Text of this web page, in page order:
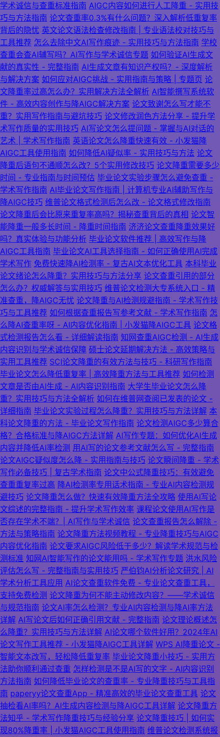
学术诚信与查重标准指南 AIGC内容如何进行人工降重 - 实用技
巧与方法指南 论文查重率0.3%有什么问题？深入解析低重复率
背后的隐忧 英文论文语法检查修改指南 | 专业语法校对技巧与
工具推荐 怎么去除中文AI写作痕迹 - 实用技巧与方法指南 学校
查重会查AI辅写吗？AI写作与学术诚信专题 如何验证AI生成文
献的真实性 - 完整指南 AI生成文章有知识产权吗？- 深度解析
与解决方案 如何应对AIGC挑战 - 实用指南与策略 | 专题页 论
文降重率过高怎么办？实用解决方法全解析 AI智能撰写系统软
件 - 高效内容创作与降AIGC解决方案 论文致谢怎么写才能不
重？实用写作指南与避坑技巧 论文修改润色方法分享 - 提升学
术写作质量的实用技巧 AI写论文怎么提问题 - 掌握与AI对话的
艺术 | 学术写作指南 英语论文怎么降重快速有效 - 小发猫降
AIGC工具使用指南 如何降低AI疑似率 - 实用技巧与方法 论文
降重后语句不通顺怎么改？5个实用修改技巧 论文降重需要多少
时间 - 专业指南与时间预估 毕业论文实验步骤怎么避免查重 -
学术写作指南 AI毕业论文写作指南 | 计算机专业AI辅助写作与
降AIGC技巧 维普论文格式检测后怎么改 - 论文格式修改指南
论文降重后会比原来重复率高吗？揭秘查重背后的真相 论文智
能降重一般多长时间 - 降重时间指南 济济论文查重降重效果好
吗？真实体验与功能分析 毕业论文软件推荐 | 高效写作与降
AIGC工具指南 毕业论文AI工具选择指南 - 如何正确使用AI完成
学术写作 免费快速降AI检测率 - 复古AI文本优化工具 本科毕业
论文绪论怎么降重？实用技巧与方法分享 论文查重引用的部分
怎么办？权威解答与实用技巧 维普论文检测大专系统入口 - 精
准查重，降AIGC无忧 论文降重与AI检测规避指南 - 学术写作技
巧与工具推荐 如何根据查重报告写参考文献 - 学术写作指南 怎
么降AI查重率呀 - AI内容优化指南 | 小发猫降AIGC工具 论文格
式检测报告怎么看 - 详细解读指南 知网查重AIGC检测 - AI生成
内容识别与学术诚信保障 硕士论文延期解决方法 - 高效策略与
实用工具推荐 SCI论文降重的有效方法与技巧 - 科研写作指南
毕业论文怎么降低重复率 | 高效降重方法与工具推荐 如何检测
文章是否由AI生成 - AI内容识别指南 大学生毕业论文怎么降
重？实用技巧与方法全解析 如何在维普网查阅已发表的论文 -
详细指南 毕业论文实验过程怎么降重？实用技巧与方法详解 本
科论文降重的方法 - 毕业论文写作指南 论文检测AIGC多少算合
格？合格标准与降AIGC方法详解 AI写作专题：如何优化AI生成
内容并降低AI率检测 用AI写的论文参考文献怎么写 - 完整指南
论文AIGC疑似度怎么降 - 实用指南与技巧 论文瞬间降重 - 学术
写作必备技巧 | 复古学术指南 论文中公式降重技巧：有效避免
查重重复率过高 降AI检测率专用话术指南 - 专业AI内容检测规
避技巧 论文降重怎么做？快速有效降重方法全攻略 使用AI写论
文综述的完整指南 - 提升学术写作效率 课程论文使用AI写作是
否存在学术不端？| AI写作与学术诚信 论文查重报告怎么解除 -
方法与策略指南 论文降重方法视频教程 - 专业降重技巧与AIGC
内容优化指南 论文要求AIGC风险低于多少？解读学术规范与检
测标准 知网AI智能写作的论文能用吗 - 学术写作专题 洪水风险
评估怎么写 - 完整指南与实用技巧 严伯钧AI分析论文研究 | AI
学术分析工具应用 AI论文查重软件免费 - 专业论文查重工具，
支持免费检测 论文降重为何不能主动修改内容？——学术诚信
与规范指南 论文AI率怎么检测？专业AI内容检测与降AI率方法
详解 AI写论文后如何正确引用文献 - 完整指南 论文理论概述怎
么降重？实用技巧与方法详解 AI论文哪个软件好用？2024年AI
论文写作工具推荐 - 小发猫降AIGC工具详解 WPS AI降重论文 -
智能文本改写，轻松降低重复率 毕业论文降重小技巧 - 实用方
法助你顺利通过查重 怎样检测是不是AI写的文字 - AI内容识别
方法指南 如何降低毕业论文的查重率 - 专业降重技巧与工具指
南 paperyy论文查重App - 精准高效的毕业论文查重工具 论文
抽检看AI率吗？AI生成内容检测与降AIGC工具详解 论文降重方
法知乎 - 学术写作降重技巧与经验分享 论文降重技巧 | 如何实
现80%降重率 | 小发猫AIGC工具使用指南 维普论文检测系统报